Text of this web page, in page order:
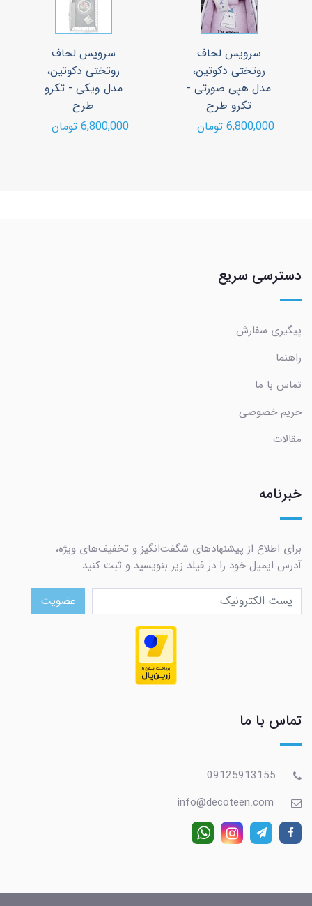
سرویس لحاف
روتختی دکوتین،
مدل هپی صورتی -
تکرو طرح
6,800,000 تومان
سرویس لحاف
روتختی دکوتین،
مدل ویکی - تکرو
طرح
6,800,000 تومان
دسترسی سریع
پیگیری سفارش
راهنما
تماس با ما
حریم خصوصی
مقالات
خبرنامه
برای اطلاع از پیشنهادهای شگفت‌انگیز و تخفیف‌های ویژه،
آدرس ایمیل خود را در فیلد زیر بنویسید و ثبت کنید.
عضویت
تماس با ما